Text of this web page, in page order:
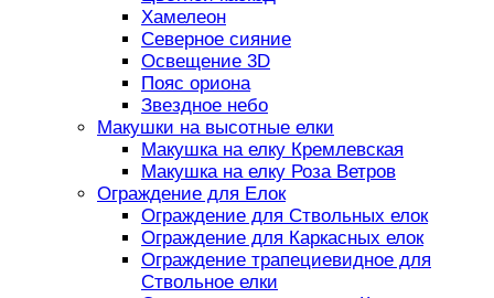
Хамелеон
Северное сияние
Освещение 3D
Пояс ориона
Звездное небо
Макушки на высотные елки
Макушка на елку Кремлевская
Макушка на елку Роза Ветров
Ограждение для Елок
Ограждение для Ствольных елок
Ограждение для Каркасных елок
Ограждение трапециевидное для
Ствольное елки